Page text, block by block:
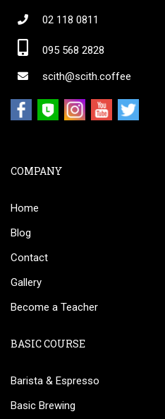
02 118 0811
095 568 2828
scith@scith.coffee
COMPANY
Home
Blog
Contact
Gallery
Become a Teacher
BASIC COURSE
Barista & Espresso
Basic Brewing